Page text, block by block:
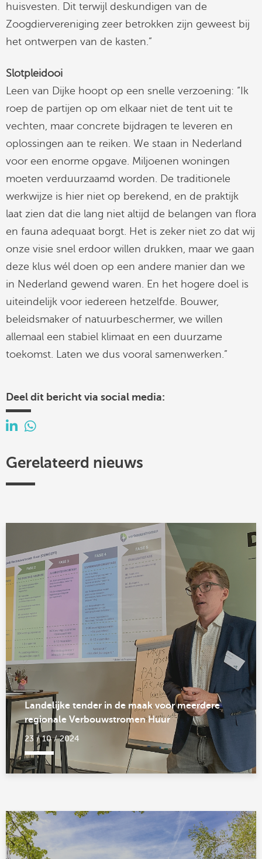
huisvesten. Dit terwijl deskundigen van de
Zoogdiervereniging zeer betrokken zijn geweest bij
het ontwerpen van de kasten.”
Slotpleidooi
Leen van Dijke hoopt op een snelle verzoening: “Ik
roep de partijen op om elkaar niet de tent uit te
vechten, maar concrete bijdragen te leveren en
oplossingen aan te reiken. We staan in Nederland
voor een enorme opgave. Miljoenen woningen
moeten verduurzaamd worden. De traditionele
werkwijze is hier niet op berekend, en de praktijk
laat zien dat die lang niet altijd de belangen van flora
en fauna adequaat borgt. Het is zeker niet zo dat wij
onze visie snel erdoor willen drukken, maar we gaan
deze klus wél doen op een andere manier dan we
in Nederland gewend waren. En het hogere doel is
uiteindelijk voor iedereen hetzelfde. Bouwer,
beleidsmaker of natuurbeschermer, we willen
allemaal een stabiel klimaat en een duurzame
toekomst. Laten we dus vooral samenwerken.”
Deel dit bericht via social media:
Gerelateerd nieuws
Landelijke tender in de maak voor meerdere
regionale Verbouwstromen Huur
23 / 10 / 2024